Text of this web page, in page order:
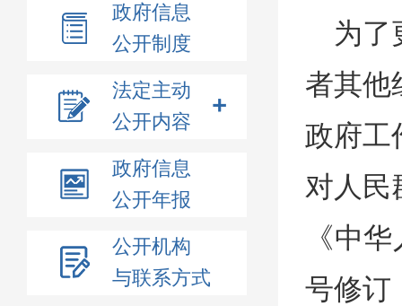
政府信息
公开制度
法定主动
公开内容
政府信息
公开年报
公开机构
与联系方式
为了
者其他
政府工
对人民
《中
号修订